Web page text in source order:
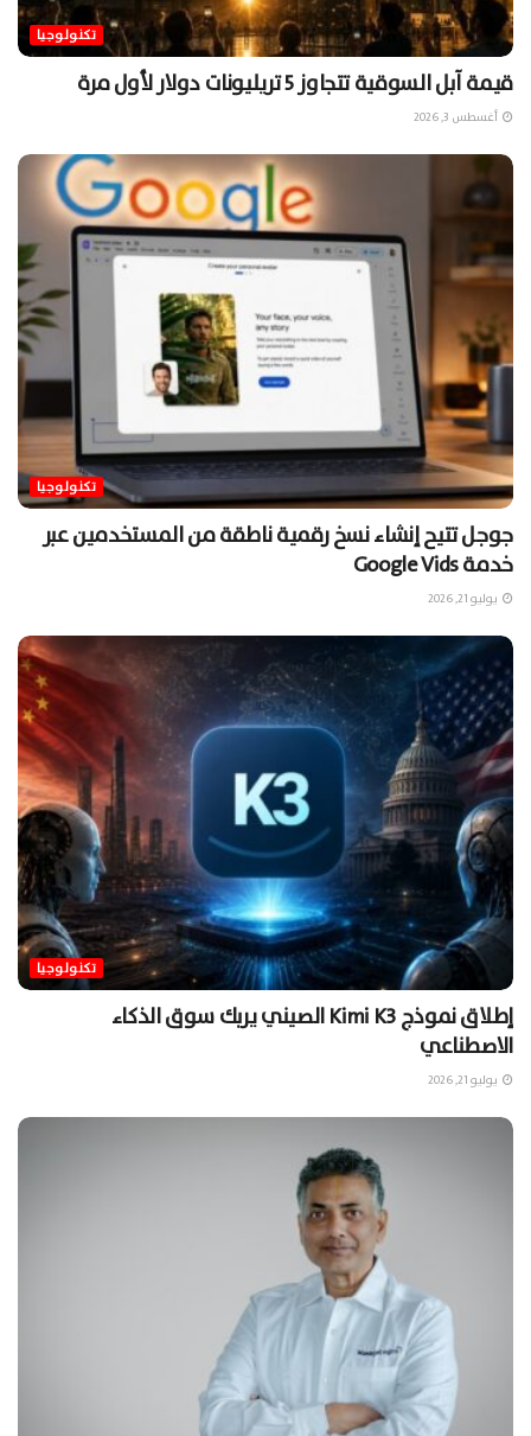
تكنولوجيا
قيمة آبل السوقية تتجاوز 5 تريليونات دولار لأول مرة
أغسطس 3, 2026
تكنولوجيا
جوجل تتيح إنشاء نسخ رقمية ناطقة من المستخدمين عبر
خدمة Google Vids
يوليو 21, 2026
تكنولوجيا
إطلاق نموذج Kimi K3 الصيني يربك سوق الذكاء
الاصطناعي
يوليو 21, 2026